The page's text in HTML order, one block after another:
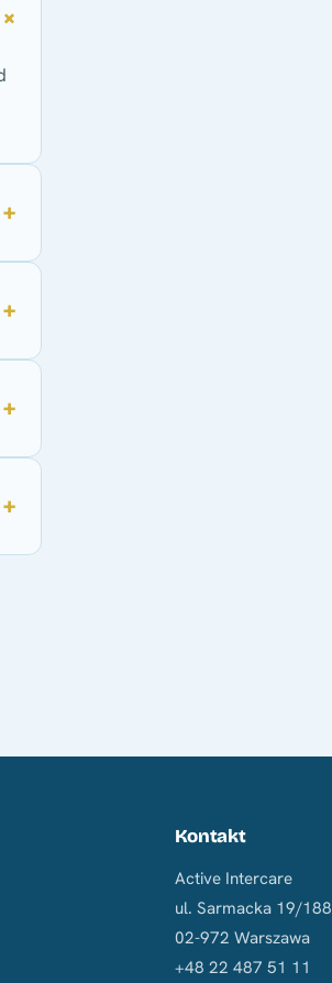
Kontakt
Active Intercare
ul. Sarmacka 19/188
02-972 Warszawa
+48 22 487 51 11